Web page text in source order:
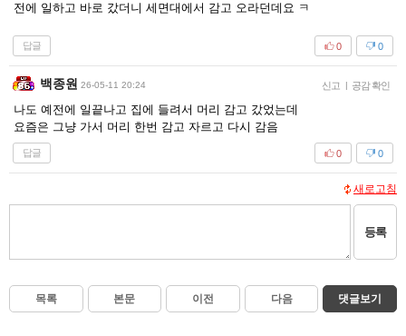
전에 일하고 바로 갔더니 세면대에서 감고 오라던데요 ㅋ
답글 0
0
백종원 26-05-11 20:24 신고 | 공감 확인
나도 예전에 일끝나고 집에 들려서 머리 감고 갔었는데
요즘은 그냥 가서 머리 한번 감고 자르고 다시 감음
답글 0
0
새로고침
등록
목록 본문 이전 다음 댓글보기